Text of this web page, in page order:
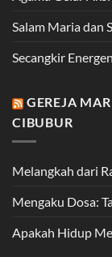
Salam Maria dan
Secangkir
GEREJA
CIBUBUR
Melangkah dari
Mengaku Dosa:
Apakah Hidup